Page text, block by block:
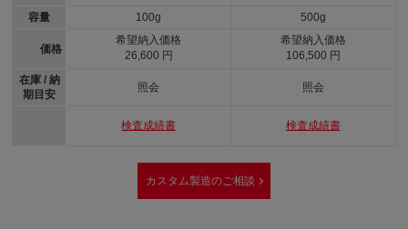
容量
価格
在庫 / 納
期目安
100g
希望納入価格
26,600 円
照会
検査成績書
500g
希望納入価格
106,500 円
照会
検査成績書
カスタム製造のご相談